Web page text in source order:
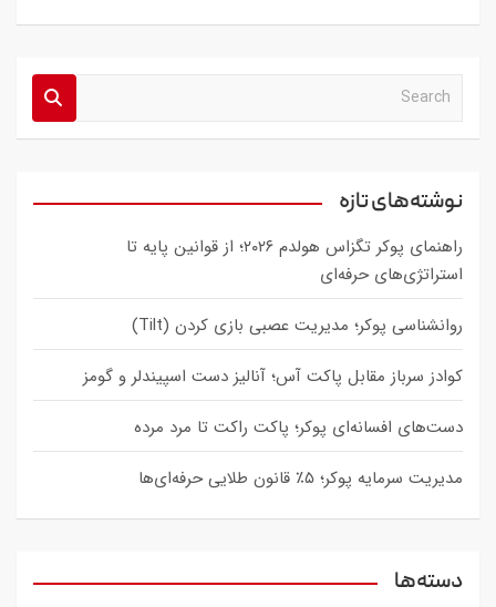
a
c
نوشته‌های تازه
راهنمای پوکر تگزاس هولدم ۲۰۲۶؛ از قوانین پایه تا
استراتژی‌های حرفه‌ای
روانشناسی پوکر؛ مدیریت عصبی بازی کردن (Tilt)
کوادز سرباز مقابل پاکت آس؛ آنالیز دست اسپیندلر و گومز
دست‌های افسانه‌ای پوکر؛ پاکت راکت تا مرد مرده
مدیریت سرمایه پوکر؛ ۵٪ قانون طلایی حرفه‌ای‌ها
دسته‌ها